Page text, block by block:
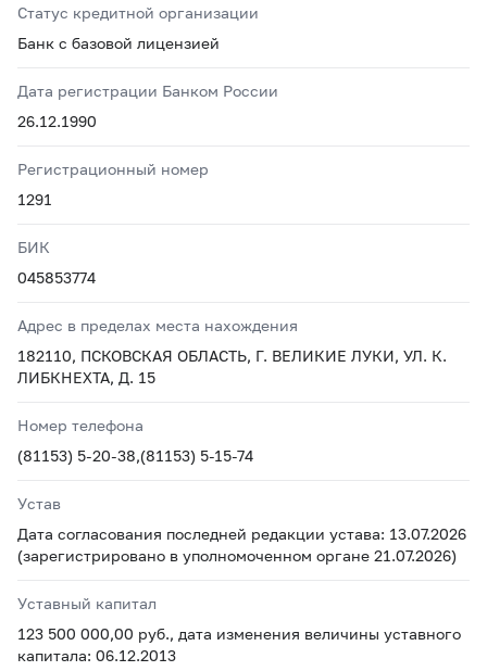
Статус кредитной организации
Банк с базовой лицензией
Дата регистрации Банком России
26.12.1990
Регистрационный номер
1291
БИК
045853774
Адрес в пределах места нахождения
182110, ПСКОВСКАЯ ОБЛАСТЬ, Г. ВЕЛИКИЕ ЛУКИ, УЛ. К.
ЛИБКНЕХТА, Д. 15
Номер телефона
(81153) 5-20-38,(81153) 5-15-74
Устав
Дата согласования последней редакции устава: 13.07.2026
(зарегистрировано в уполномоченном органе 21.07.2026)
Уставный капитал
123 500 000,00 руб., дата изменения величины уставного
капитала: 06.12.2013